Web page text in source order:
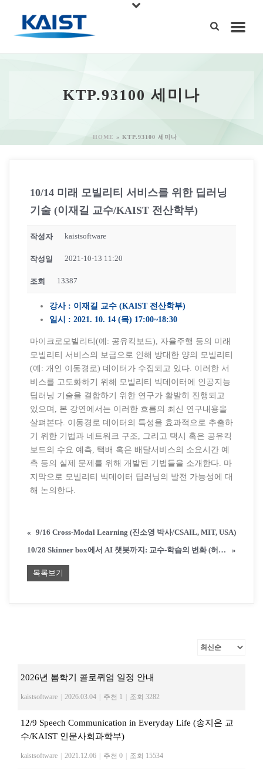
KTP.93100 세미나
HOME » KTP.93100 세미나
10/14 미래 모빌리티 서비스를 위한 딥러닝
기술 (이재길 교수/KAIST 전산학부)
작성자 kaistsoftware
작성일 2021-10-13 11:20
조회 13387
강사 : 이재길 교수 (KAIST 전산학부)
일시 : 2021. 10. 14 (목) 17:00~18:30
마이크로모빌리티(예: 공유킥보드), 자율주행 등의 미래
모빌리티 서비스의 보급으로 인해 방대한 양의 모빌리티
(예: 개인 이동경로) 데이터가 수집되고 있다. 이러한 서
비스를 고도화하기 위해 모빌리티 빅데이터에 인공지능
딥러닝 기술을 결합하기 위한 연구가 활발히 진행되고
있으며, 본 강연에서는 이러한 흐름의 최신 연구내용을
살펴본다. 이동경로 데이터의 특성을 효과적으로 추출하
기 위한 기법과 네트워크 구조, 그리고 택시 혹은 공유킥
보드의 수요 예측, 택배 혹은 배달서비스의 소요시간 예
측 등의 실제 문제를 위해 개발된 기법들을 소개한다. 마
지막으로 모빌리티 빅데이터 딥러닝의 발전 가능성에 대
해 논의한다.
« 9/16 Cross-Modal Learning (진소영 박사/CSAIL, MIT, USA)
10/28 Skinner box에서 AI 챗봇까지: 교수-학습의 변화 (허선영 교수/서울신학대 교수학습개발센터)
»
목록보기
2026년 봄학기 콜로퀴엄 일정 안내
kaistsoftware 2026.03.04 추천 1 조회 3282
12/9 Speech Communication in Everyday Life (송지은 교
수/KAIST 인문사회과학부)
kaistsoftware 2021.12.06 추천 0 조회 15534